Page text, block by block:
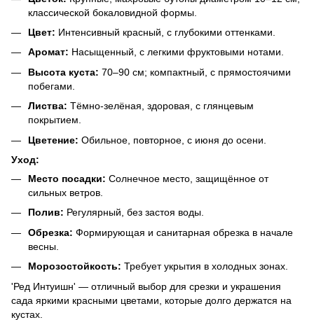
классической бокаловидной формы.
Цвет: Интенсивный красный, с глубокими оттенками.
Аромат: Насыщенный, с легкими фруктовыми нотами.
Высота куста: 70–90 см; компактный, с прямостоячими
побегами.
Листва: Тёмно-зелёная, здоровая, с глянцевым
покрытием.
Цветение: Обильное, повторное, с июня до осени.
Уход:
Место посадки: Солнечное место, защищённое от
сильных ветров.
Полив: Регулярный, без застоя воды.
Обрезка: Формирующая и санитарная обрезка в начале
весны.
Морозостойкость: Требует укрытия в холодных зонах.
'Ред Интуишн' — отличный выбор для срезки и украшения
сада яркими красными цветами, которые долго держатся на
кустах.